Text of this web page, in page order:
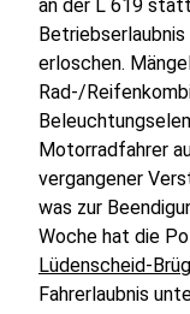
an der L 619
erloschen.
Rad-/
Motorradfahrer
vergangener
was zur
Woche hat die
Lüdenscheid-
Fahrerlaubnis